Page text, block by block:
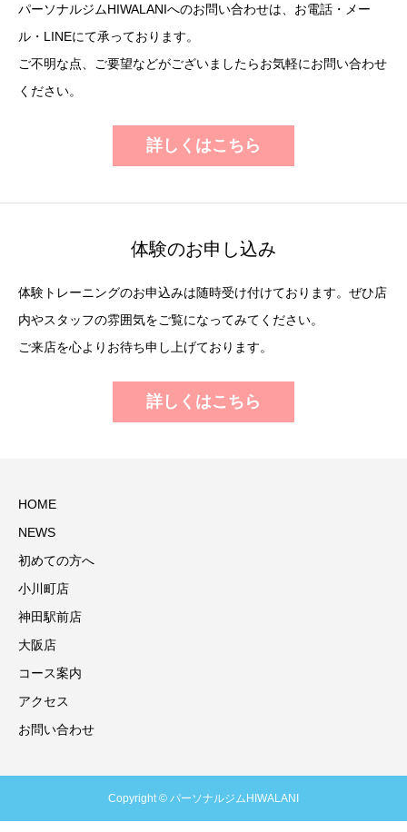
パーソナルジムHIWALANIへのお問い合わせは、お電話・メー
ル・LINEにて承っております。
ご不明な点、ご要望などがございましたらお気軽にお問い合わせ
ください。
詳しくはこちら
体験のお申し込み
体験トレーニングのお申込みは随時受け付けております。ぜひ店
内やスタッフの雰囲気をご覧になってみてください。
ご来店を心よりお待ち申し上げております。
詳しくはこちら
HOME
NEWS
初めての方へ
小川町店
神田駅前店
大阪店
コース案内
アクセス
お問い合わせ
Copyright © パーソナルジムHIWALANI